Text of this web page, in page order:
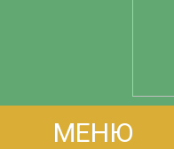
МЕНЮ